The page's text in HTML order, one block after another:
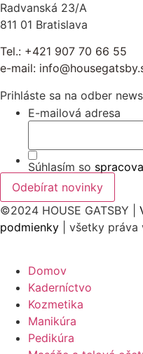
Radvanská 23/A
811 01 Bratislava
Tel.: +421 907 70 66 55
e-mail:
Prihláste sa na odber
E-mailová adresa
Súhlasím so
©2024 HOUSE GATSBY |
podmienky | všetky
Domov
Kaderníctvo
Kozmetika
Manikúra
Pedikúra